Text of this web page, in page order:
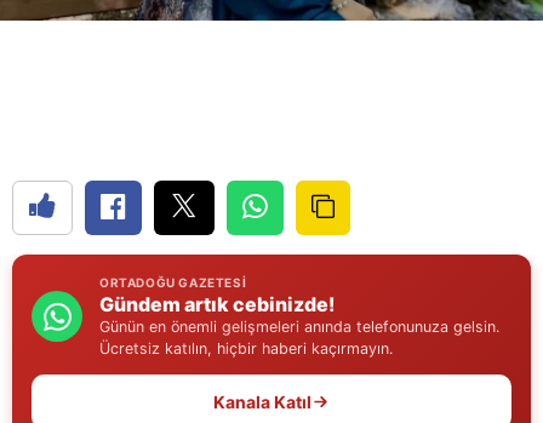
Çankırı
Edirne
Elazığ
Erzincan
Erzurum
Eskişehir
ORTADOĞU GAZETESI
Gündem artık cebinizde!
Günün en önemli gelişmeleri anında telefonunuza gelsin.
Ücretsiz katılın, hiçbir haberi kaçırmayın.
Kanala Katıl